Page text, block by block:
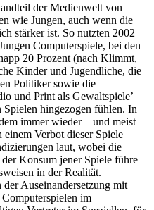
der Medienwelt von
wie Jungen, auch wenn die
stärker ist. So nutzten 2002
Computerspiele, bei den
20 Prozent (nach Klimmt,
Kinder und Jugendliche, die
Politiker sowie die
und Print als Gewaltspiele’
hingezogen fühlen. In
immer wieder – und meist
einem Verbot dieser Spiele
laut, wobei die
Konsum jener Spiele führe
in der Realität.
Auseinandersetzung mit
im